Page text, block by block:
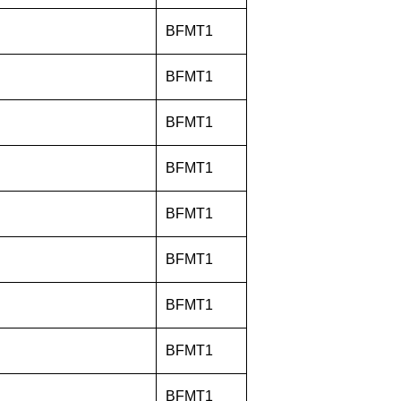
BFMT1
BFMT1
BFMT1
BFMT1
BFMT1
BFMT1
BFMT1
BFMT1
BFMT1